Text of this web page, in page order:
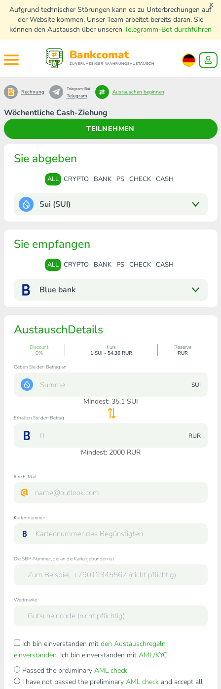
Aufgrund technischer Störungen kann es zu Unterbrechungen auf
der Website kommen. Unser Team arbeitet bereits daran. Sie
können den Austausch über unseren Telegramm-Bot durchführen
x
Bankcomat
ZUVERLÄSSIGER WÄHRUNGSAUSTAUSCH
Wöchentliche Cash-Ziehung
TEILNEHMEN
Rechnung Telegram-Bot
Telegram
Austauschen beginnen
Sie abgeben
ALL CRYPTO BANK PS CHECK CASH
Sui (SUI)
Sie empfangen
ALL CRYPTO BANK PS CHECK CASH
Blue bank
AustauschDetails
Discount
0%
Kurs
1 SUI - 54.36 RUR
Reserve
RUR
Geben Sie den Betrag an
SUI
Mindest: 35.1SUI
Erhalten Sie den Betrag
RUR
Mindest: 2000RUR
Ihre E-Mail
Kartennummer
Die SBP-Nummer, die an die Karte gebunden ist
Wertmarke
Ich bin einverstanden mit den Austauschregeln
einverstanden. Ich bin einverstanden mit AML/KYC
Passed the preliminary AML check
I have not passed the preliminary AML checkand accept all